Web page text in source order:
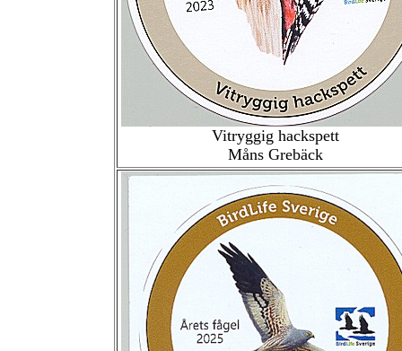
Vitryggig hackspett
Måns Grebäck